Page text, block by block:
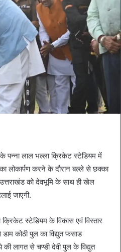
पन्ना लाल भल्ला क्रिकेट स्टेडियम में
लोकार्पण करने के दौरान बल्ले से छक्का
को देवभूमि के साथ ही खेल
जाएगी.
स्टेडियम के विकास एवं विस्तार
कोठी पुल का विद्युत फसाड
लागत से चण्डी देवी पुल के विद्युत